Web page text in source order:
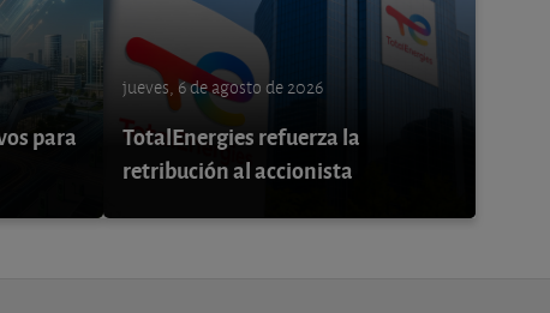
para
jueves, 6 de agosto de 2026
TotalEnergies refuerza la
retribución al accionista